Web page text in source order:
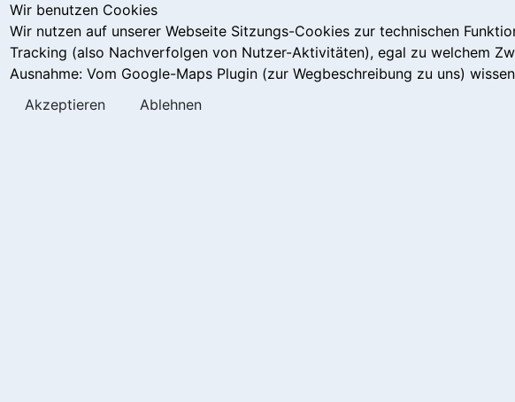
Wir benutzen Cookies
Wir nutzen auf unserer Webseite Sitzungs-Cookies zur technischen
Tracking (also Nachverfolgen von Nutzer-Aktivitäten), egal zu welchem
Ausnahme: Vom Google-Maps Plugin (zur Wegbeschreibung zu uns)
Akzeptieren
Ablehnen